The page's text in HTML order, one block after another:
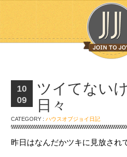
10
09
ツイてない
日々
CATEGORY :ハウスオブジョイ日記
昨日はなんだかツキに見放され